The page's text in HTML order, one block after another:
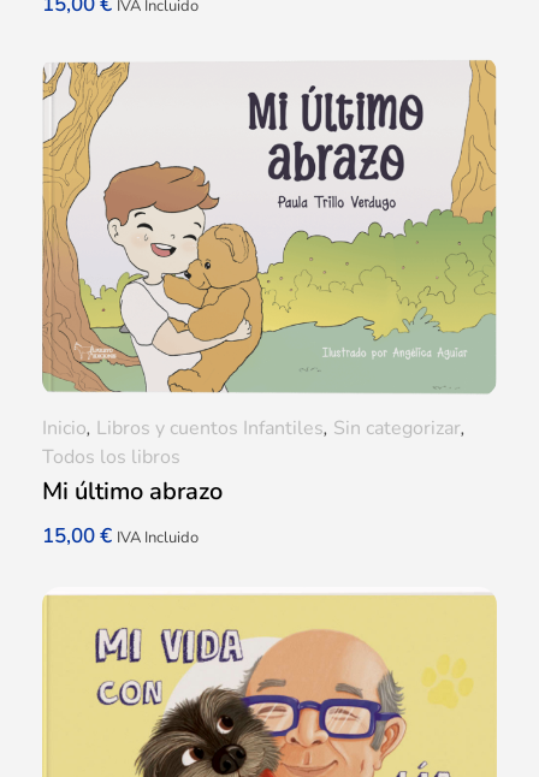
IVA Incluido
Mi último abrazo
15,00€ IVA Incluido
Inicio, Libros y cuentos Infantiles, Sin categorizar,
Todos los libros